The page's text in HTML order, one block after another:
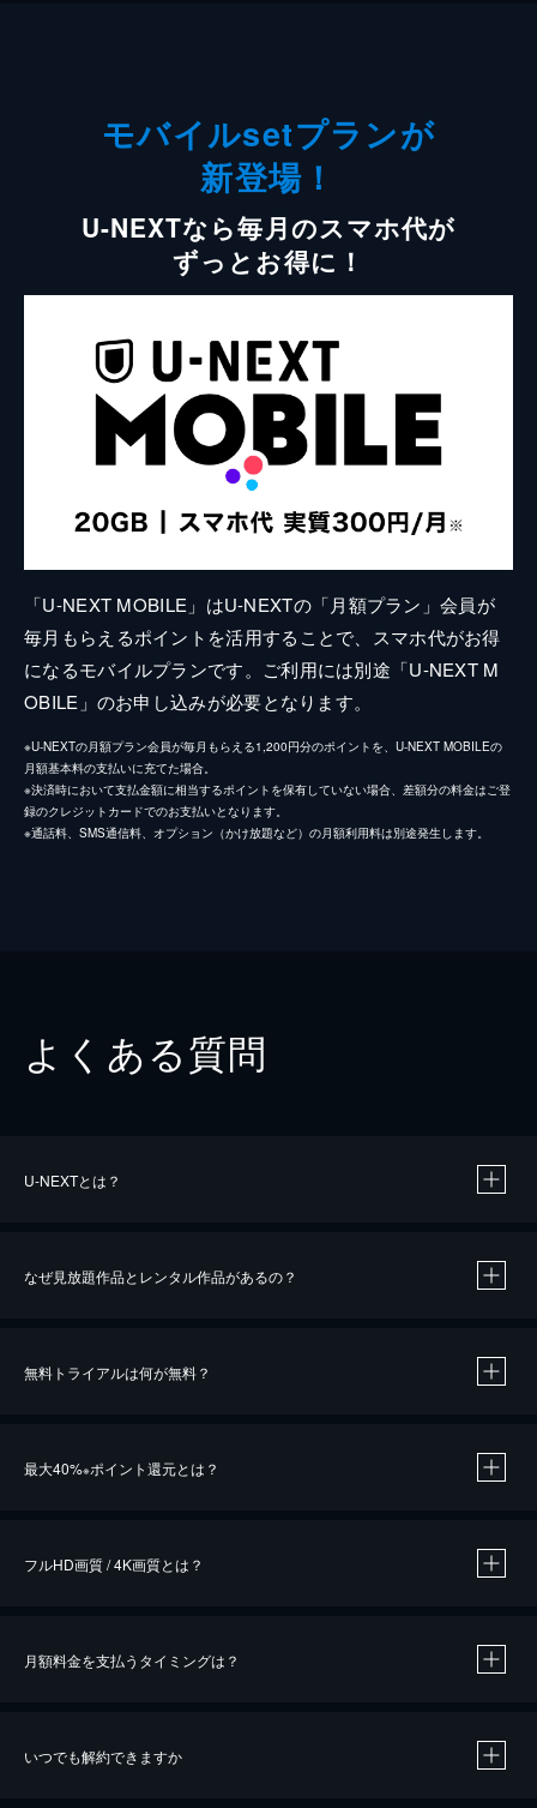
モバイルsetプランが
新登場！
U-NEXTなら毎月のスマホ代が
ずっとお得に！
「U-NEXT MOBILE」はU-NEXTの「月額プラン」会員が
毎月もらえるポイントを活用することで、スマホ代がお得
になるモバイルプランです。ご利用には別途「U-NEXT M
OBILE」のお申し込みが必要となります。
※U-NEXTの月額プラン会員が毎月もらえる1,200円分のポイントを、U-NEXT MOBILEの
月額基本料の支払いに充てた場合。
※決済時において支払金額に相当するポイントを保有していない場合、差額分の料金はご登
録のクレジットカードでのお支払いとなります。
※通話料、SMS通信料、オプション（かけ放題など）の月額利用料は別途発生します。
よくある質問
U-NEXTとは？
なぜ見放題作品とレンタル作品があるの？
無料トライアルは何が無料？
最大40%※ポイント還元とは？
※40％ポイント還元の対象は、クレジットカード決済による作品の購入 / レンタルです。
フルHD画質 / 4K画質とは？
月額料金を支払うタイミングは？
いつでも解約できますか